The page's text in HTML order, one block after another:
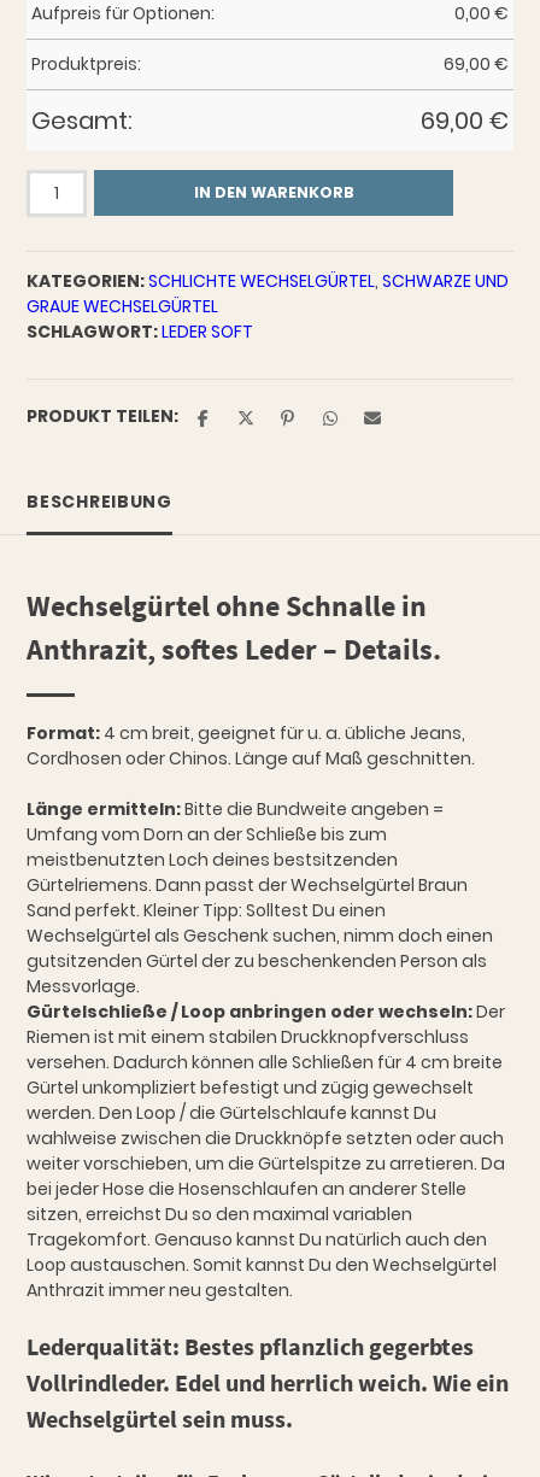
Aufpreis für Optionen: 0,00 €
Produktpreis: 69,00 €
Gesamt: 69,00 €
Wechselgürtel
Anthrazit
Menge
IN DEN WARENKORB
KATEGORIEN:SCHLICHTE WECHSELGÜRTEL,SCHWARZE UND
GRAUE WECHSELGÜRTEL
SCHLAGWORT:LEDER SOFT
PRODUKT TEILEN:
BESCHREIBUNG
Wechselgürtel ohne Schnalle in
Anthrazit, softes Leder – Details.
Format: 4 cm breit, geeignet für u. a. übliche Jeans,
Cordhosen oder Chinos. Länge auf Maß geschnitten.
Länge ermitteln:Bitte die Bundweite angeben =
Umfang vom Dorn an der Schließe bis zum
meistbenutzten Loch deines bestsitzenden
Gürtelriemens. Dann passt der Wechselgürtel Braun
Sand perfekt. Kleiner Tipp: Solltest Du einen
Wechselgürtel als Geschenk suchen, nimm doch einen
gutsitzenden Gürtel der zu beschenkenden Person als
Messvorlage.
Gürtelschließe / Loop anbringen oder wechseln:Der
Riemen ist mit einem stabilen Druckknopfverschluss
versehen. Dadurch können alle Schließen für 4 cm breite
Gürtel unkompliziert befestigt und zügig gewechselt
werden. Den Loop / die Gürtelschlaufe kannst Du
wahlweise zwischen die Druckknöpfe setzten oder auch
weiter vorschieben, um die Gürtelspitze zu arretieren. Da
bei jeder Hose die Hosenschlaufen an anderer Stelle
sitzen, erreichst Du so den maximal variablen
Tragekomfort. Genauso kannst Du natürlich auch den
Loop austauschen. Somit kannst Du den Wechselgürtel
Anthrazit immer neu gestalten.
Lederqualität: Bestes pflanzlich gegerbtes
Vollrindleder. Edel und herrlich weich. Wie ein
Wechselgürtel sein muss.